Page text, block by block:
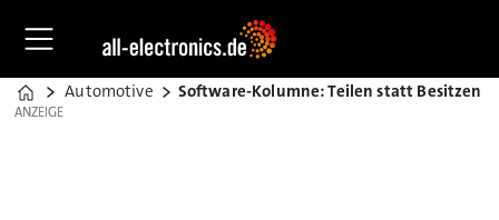
Home
Automotive Software-Kolumne: Teilen statt Besitzen
ANZEIGE
ANZEIGE